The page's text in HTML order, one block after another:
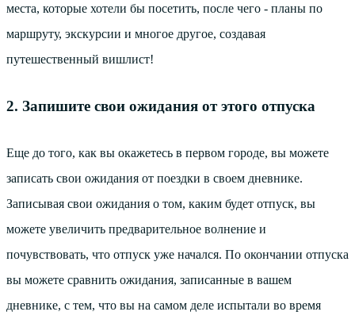
места, которые хотели бы посетить, после чего - планы по
маршруту, экскурсии и многое другое, создавая
путешественный вишлист!
2. Запишите свои ожидания от этого отпуска
Еще до того, как вы окажетесь в первом городе, вы можете
записать свои ожидания от поездки в своем дневнике.
Записывая свои ожидания о том, каким будет отпуск, вы
можете увеличить предварительное волнение и
почувствовать, что отпуск уже начался. По окончании отпуска
вы можете сравнить ожидания, записанные в вашем
дневнике, с тем, что вы на самом деле испытали во время